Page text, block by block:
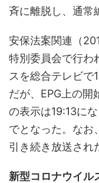
斉に離脱し、通常
安保法案関連（
特別委員会で行わ
スを総合テレビ
だが、EPG上の開
の表示は19:13に
でとなった。なお
引き続き放送され
新型コロナウイル